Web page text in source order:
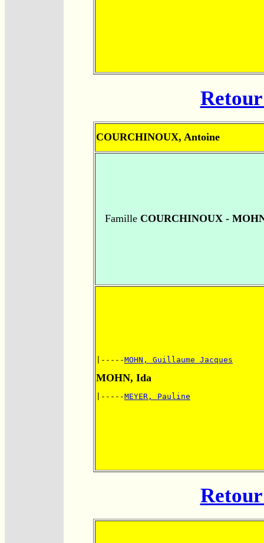
COURCHINOUX, Antoine
FamilleCOURCHINOUX -
|-----MOHN, Guillaume Jacques
MOHN, Ida
|-----MEYER, Pauline